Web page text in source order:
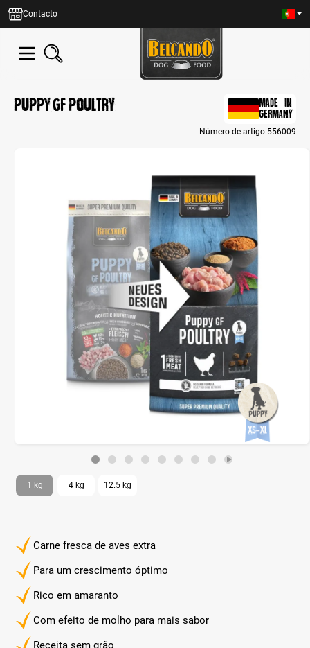
principal
Contacto
Puppy GF Poultry
MADE IN
GERMANY
Número de artigo:556009
Carne fresca de aves extra
Para um crescimento óptimo
Rico em amaranto
Com efeito de molho para mais sabor
Receita sem grão
1 kg 4 kg 12.5 kg